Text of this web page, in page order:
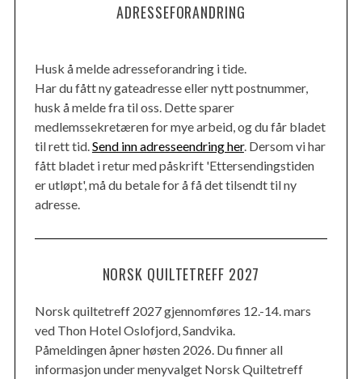
ADRESSEFORANDRING
Husk å melde adresseforandring i tide.
Har du fått ny gateadresse eller nytt postnummer,
husk å melde fra til oss. Dette sparer
medlemssekretæren for mye arbeid, og du får bladet
til rett tid. Send inn adresseendring her. Dersom vi har
fått bladet i retur med påskrift 'Ettersendingstiden
er utløpt', må du betale for å få det tilsendt til ny
adresse.
NORSK QUILTETREFF 2027
Norsk quiltetreff 2027 gjennomføres 12.-14. mars
ved Thon Hotel Oslofjord, Sandvika.
Påmeldingen åpner høsten 2026. Du finner all
informasjon under menyvalget Norsk Quiltetreff